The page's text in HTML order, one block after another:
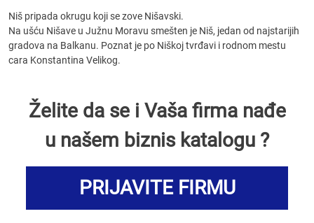
Niš pripada okrugu koji se zove Nišavski.
Na ušću Nišave u Južnu Moravu smešten je Niš, jedan od najstarijih
gradova na Balkanu. Poznat je po Niškoj tvrđavi i rodnom mestu
cara Konstantina Velikog.
Želite da se i Vaša firma nađe
u našem biznis katalogu ?
PRIJAVITE FIRMU